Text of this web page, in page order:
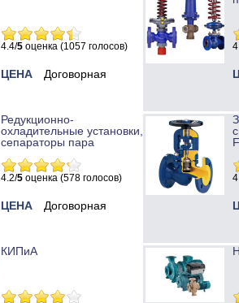
4.4/5 оценка (1057 голосов)
ЦЕНА Договорная
Редукционно-
охладительные установки,
сепараторы пара
4.2/5 оценка (578 голосов)
ЦЕНА Договорная
КИПиА